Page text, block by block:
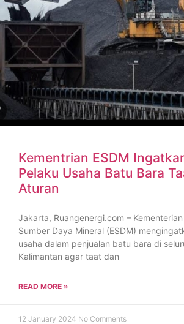
Kementrian ESDM
Pelaku Usaha Batu Bara
Aturan
Jakarta, Ruangenergi.com –
Sumber Daya Mineral (ESDM)
usaha dalam penjualan batu bara di
Kalimantan agar taat dan
READ MORE »
12 January 2024 No Comments